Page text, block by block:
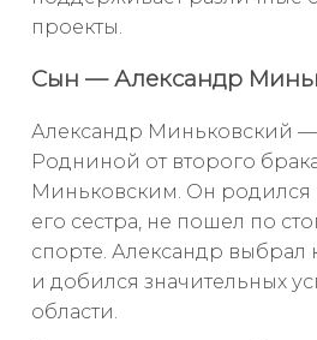
проекты.
Сын — Александр
Александр Миньковский
Родниной от второго
Миньковским. Он родился
его сестра, не пошел по
спорте. Александр выбрал
и добился значительных
области.